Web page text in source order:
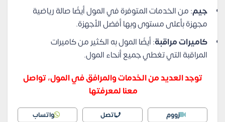
جيم: من الخدمات المتوفرة في المول أيضًا صالة رياضية
مجهزة بأعلى مستوى وبها أفضل الأجهزة.
كاميرات مراقبة: أيضًا المول به الكثير من كاميرات
المراقبة التي تغطي جميع أنحاء المول.
توجد العديد من الخدمات والمرافق في المول، تواصل
معنا لمعرفتها
زووم اتصل واتساب